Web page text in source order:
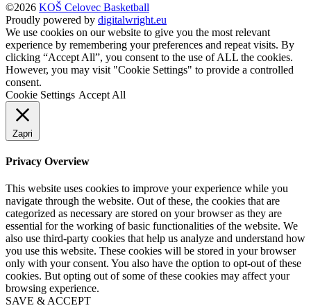
©2026 KOŠ Celovec Basketball
Proudly powered by digitalwright.eu
We use cookies on our website to give you the most relevant
experience by remembering your preferences and repeat visits. By
clicking “Accept All”, you consent to the use of ALL the cookies.
However, you may visit "Cookie Settings" to provide a controlled
consent.
Cookie Settings Accept All
Zapri
Privacy Overview
This website uses cookies to improve your experience while you
navigate through the website. Out of these, the cookies that are
categorized as necessary are stored on your browser as they are
essential for the working of basic functionalities of the website. We
also use third-party cookies that help us analyze and understand how
you use this website. These cookies will be stored in your browser
only with your consent. You also have the option to opt-out of these
cookies. But opting out of some of these cookies may affect your
browsing experience.
SAVE & ACCEPT